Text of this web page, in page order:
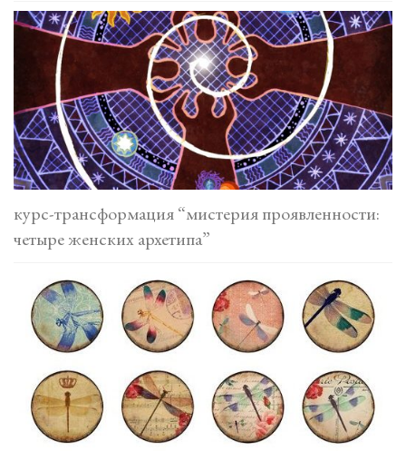
курс-трансформация “мистерия проявленности:
четыре женских архетипа”